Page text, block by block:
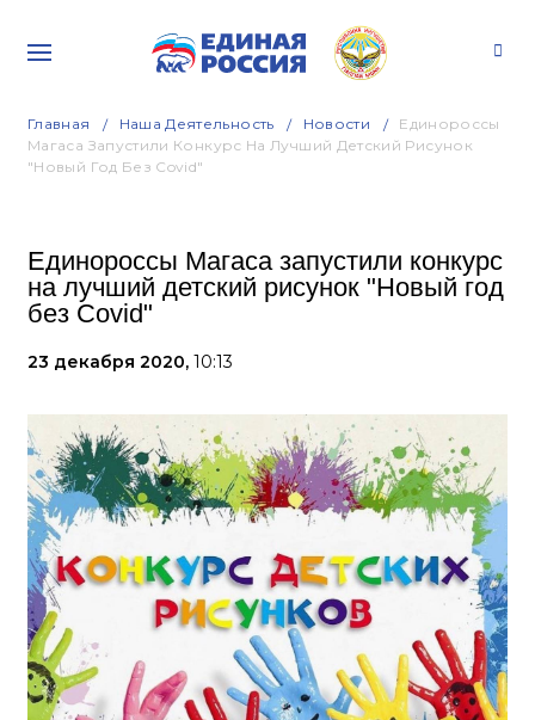
Главная Наша Деятельность Новости
Единороссы
Магаса Запустили Конкурс На Лучший Детский Рисунок
"Новый Год Без Covid"
Единороссы Магаса запустили конкурс
на лучший детский рисунок "Новый год
без Covid"
23 декабря 2020, 10:13